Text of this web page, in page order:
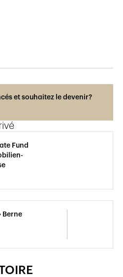
et souhaitez le devenir?
Fund
Berne